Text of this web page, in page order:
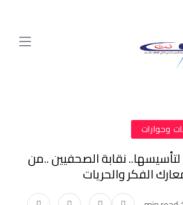
وحوارات
في الذكرى الـ 83 لتأسيسها.. نقابة الصحفيين ..من
الفكر والحريات